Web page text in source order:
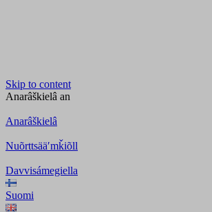
Skip to content
Anarâškielâ an
Anarâškielâ
Nuõrttsääʹmǩiõll
Davvisámegiella
Suomi